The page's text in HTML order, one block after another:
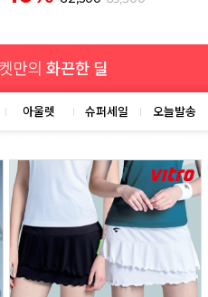
아울렛 슈퍼세일 오늘발송